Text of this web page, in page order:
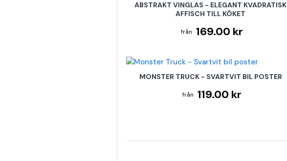
ABSTRAKT VINGLAS - ELEGANT KVADRATISK
AFFISCH TILL KÖKET
169.00 kr
MONSTER TRUCK - SVARTVIT BIL POSTER
119.00 kr